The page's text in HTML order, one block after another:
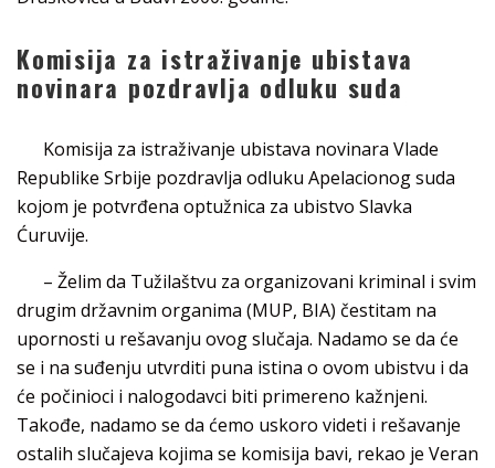
Komisija za istraživanje ubistava
novinara pozdravlja odluku suda
Komisija za istraživanje ubistava novinara Vlade
Republike Srbije pozdravlja odluku Apelacionog suda
kojom je potvrđena optužnica za ubistvo Slavka
Ćuruvije.
– Želim da Tužilaštvu za organizovani kriminal i svim
drugim državnim organima (MUP, BIA) čestitam na
upornosti u rešavanju ovog slučaja. Nadamo se da će
se i na suđenju utvrditi puna istina o ovom ubistvu i da
će počinioci i nalogodavci biti primereno kažnjeni.
Takođe, nadamo se da ćemo uskoro videti i rešavanje
ostalih slučajeva kojima se komisija bavi, rekao je Veran